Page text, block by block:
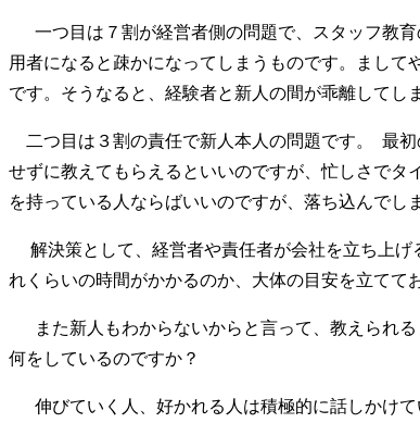
一つ目は７割が経営者側の問題で、スタッフ教育
用者になると疎かになってしまうものです。まし
です。そうなると、経験者と新人の間が乖離してし
二つ目は３割の責任で新人本人の問題です。 最
せずに教えてもらえるといいのですが、忙しさで
を持っている人ならばいいのですが、落ち込んでし
解決策として、経営者や責任者が会社を立ち上げ
れくらいの時間がかかるのか、大体の目安を立てて
また新人もわからないからと言って、教えられる
何をしているのですか？
伸びていく人、好かれる人は積極的に話しかけて